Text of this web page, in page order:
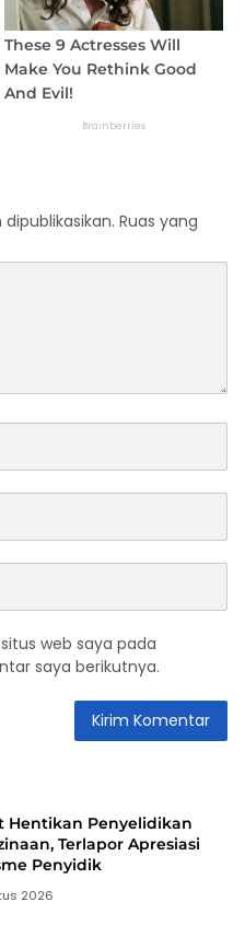
Ruas yang
web saya pada
saya berikutnya.
Hentikan Penyelidikan
Terlapor Apresiasi
Penyidik
2026